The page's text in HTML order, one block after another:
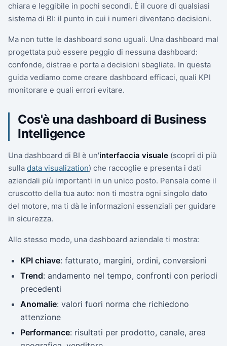
chiara e leggibile in pochi secondi. È il cuore di qualsiasi
sistema di BI: il punto in cui i numeri diventano decisioni.
Ma non tutte le dashboard sono uguali. Una dashboard mal
progettata può essere peggio di nessuna dashboard:
confonde, distrae e porta a decisioni sbagliate. In questa
guida vediamo come creare dashboard efficaci, quali KPI
monitorare e quali errori evitare.
Cos'è una dashboard di Business
Intelligence
Una dashboard di BI è un'interfaccia visuale (scopri di più
sulla data visualization) che raccoglie e presenta i dati
aziendali più importanti in un unico posto. Pensala come il
cruscotto della tua auto: non ti mostra ogni singolo dato
del motore, ma ti dà le informazioni essenziali per guidare
in sicurezza.
Allo stesso modo, una dashboard aziendale ti mostra:
KPI chiave: fatturato, margini, ordini, conversioni
Trend: andamento nel tempo, confronti con periodi
precedenti
Anomalie: valori fuori norma che richiedono
attenzione
Performance: risultati per prodotto, canale, area